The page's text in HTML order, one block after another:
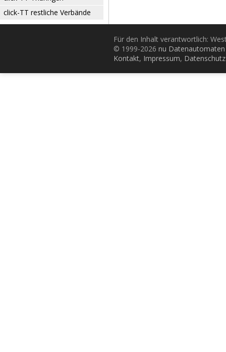
click-TT restliche Verbände
Für den Inhalt verantwortlich:
© 1999-2026 nu
Kontakt, Impressum, Datenschutz